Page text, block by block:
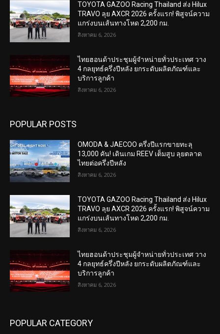
TOYOTA GAZOO Racing Thailand ส่ง Hilux
TRAVO ลุย AXCR 2026 ครั้งแรก! พิสูจน์ความ
แกร่งบนเส้นทางโหด 2,200 กม.
สิงหาคม 6, 2026
ไทยฮอนด้าประชุมผู้จำหน่ายทั่วประเทศ วาง
4 กลยุทธ์ครึ่งปีหลัง ยกระดับผลิตภัณฑ์และ
บริการลูกค้า
สิงหาคม 6, 2026
POPULAR POSTS
OMODA & JAECOO ครึ่งปีแรกขายทะลุ
13,000 คัน! เดินเกม REEV เต็มสูบ ลุยตลาด
ไทยต่อครึ่งปีหลัง
สิงหาคม 6, 2026
TOYOTA GAZOO Racing Thailand ส่ง Hilux
TRAVO ลุย AXCR 2026 ครั้งแรก! พิสูจน์ความ
แกร่งบนเส้นทางโหด 2,200 กม.
สิงหาคม 6, 2026
ไทยฮอนด้าประชุมผู้จำหน่ายทั่วประเทศ วาง
4 กลยุทธ์ครึ่งปีหลัง ยกระดับผลิตภัณฑ์และ
บริการลูกค้า
สิงหาคม 6, 2026
POPULAR CATEGORY